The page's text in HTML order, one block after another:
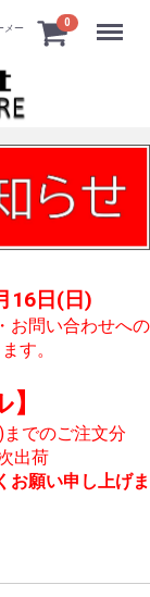
メー
0 Menu
16日(日)
お問い合わせへの
す。
でのご注文分
出荷
お願い申し上げま